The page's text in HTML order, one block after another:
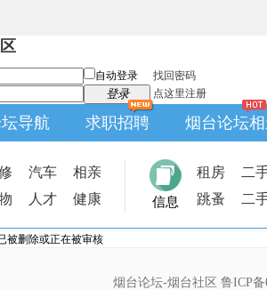
自动登录
找回密码
登录 点这里注册
导航 求职招聘 烟台论坛
汽车
相亲
人才 健康 信息
租房
二
跳蚤
二
被删除或正在被审核
烟台论坛-烟台社区 鲁ICP备